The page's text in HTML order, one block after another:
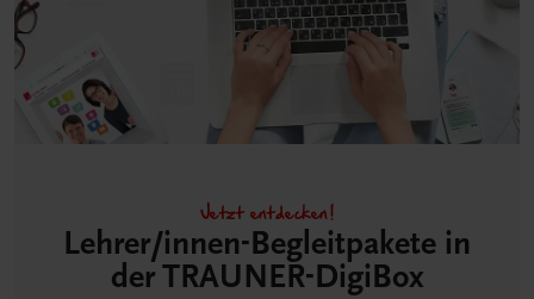
Jetzt entdecken!
Lehrer/innen-Begleitpakete in
der TRAUNER-DigiBox